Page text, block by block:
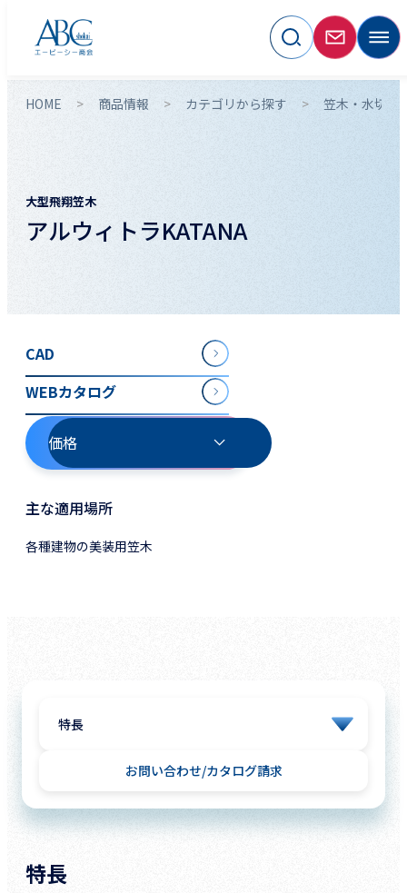
HOME 商品情報 カテゴリから探す 笠木・水切
大型飛翔笠木
アルウィトラKATANA
CAD
WEBカタログ
価格
主な適用場所
各種建物の美装用笠木
お問い合わせ カタログ請求
特長